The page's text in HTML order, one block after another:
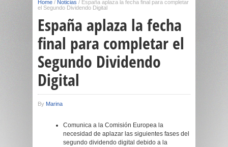
Home / Noticias / España aplaza la fecha final para completar
el Segundo Dividendo Digital
España aplaza la fecha
final para completar el
Segundo Dividendo
Digital
By Marina
Comunica a la Comisión Europea la
necesidad de aplazar las siguientes fases del
segundo dividendo digital debido a la